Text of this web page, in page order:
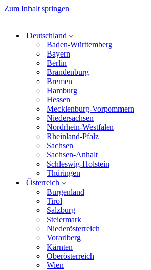
Zum Inhalt springen
Deutschland
Baden-Württemberg
Bayern
Berlin
Brandenburg
Bremen
Hamburg
Hessen
Mecklenburg-Vorpommern
Niedersachsen
Nordrhein-Westfalen
Rheinland-Pfalz
Sachsen
Sachsen-Anhalt
Schleswig-Holstein
Thüringen
Österreich
Burgenland
Tirol
Salzburg
Steiermark
Niederösterreich
Vorarlberg
Kärnten
Oberösterreich
Wien